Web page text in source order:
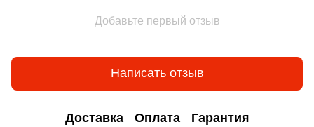
Добавьте первый отзыв
Написать отзыв
Доставка Оплата Гарантия